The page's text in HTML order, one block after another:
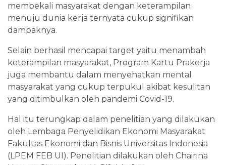
membekali masyarakat dengan keterampilan
menuju dunia kerja ternyata cukup signifikan
dampaknya.
Selain berhasil mencapai target yaitu menambah
keterampilan masyarakat, Program Kartu Prakerja
juga membantu dalam menyehatkan mental
masyarakat yang cukup terpukul akibat kesulitan
yang ditimbulkan oleh pandemi Covid-19.
Hal itu terungkap dalam penelitian yang dilakukan
oleh Lembaga Penyelidikan Ekonomi Masyarakat
Fakultas Ekonomi dan Bisnis Universitas Indonesia
(LPEM FEB UI). Penelitian dilakukan oleh Chairina